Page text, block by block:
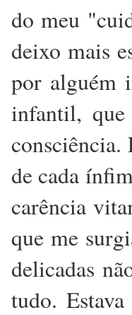
do meu
deixo mais
por alguém
infantil,
consciência.
de cada
carência
que me
delicadas
tudo.